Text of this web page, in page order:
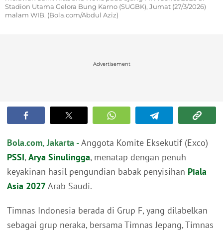
Stadion Utama Gelora Bung Karno (SUGBK), Jumat (27/3/2026)
malam WIB. (Bola.com/Abdul Aziz)
Advertisement
Bola.com, Jakarta -Anggota Komite Eksekutif (Exco)
PSSI, Arya Sinulingga, menatap dengan penuh
keyakinan hasil pengundian babak penyisihan Piala
Asia 2027Arab Saudi.
Timnas Indonesia berada di Grup F, yang dilabelkan
sebagai grup neraka, bersama Timnas Jepang, Timnas